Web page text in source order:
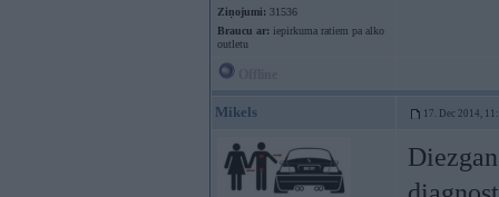
Ziņojumi: 31536
Braucu ar: iepirkuma ratiem pa alko
outletu
Mikels 17. Dec 2014,